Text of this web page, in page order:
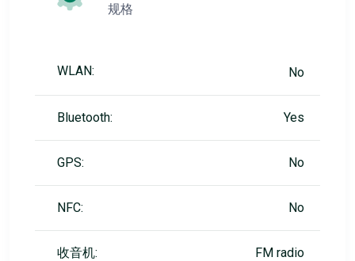
规格
WLAN: No
Bluetooth: Yes
GPS: No
NFC: No
收音机: FM radio